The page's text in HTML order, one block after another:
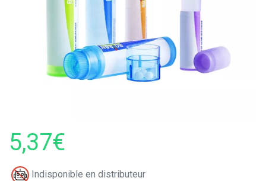
5,37€
Indisponible en distributeur